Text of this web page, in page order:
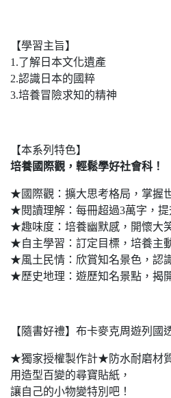
【學習主旨】
1.了解日本文化遺產
2.認識日本的國粹
3.培養冒險求知的精神
【本系列特色】
培養國際觀，輕鬆學好社會科！
★國際觀：擴大思考格局，掌握
★閱讀理解：每冊超過3萬字，提
★趣味度：培養幽默感，開懷大
★自主學習：訂定目標，培養主
★風土民情：欣賞知名景色，認
★歷史地理：遊歷知名景點，揭
【隨書好禮】布卡麥克周遊列國
★獨家授權製作計★防水耐磨材
用造型百變的尋寶貼紙，
讓自己的小物變特別吧！